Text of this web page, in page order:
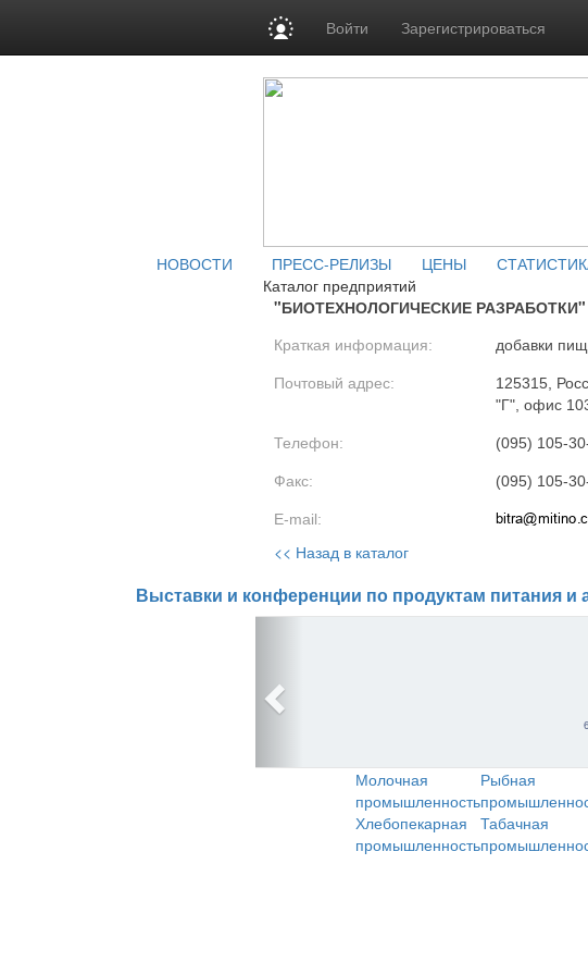
Войти Зарегистрироваться
НОВОСТИ ПРЕСС-РЕЛИЗЫ ЦЕНЫ
Каталог предприятий
"БИОТЕХНОЛОГИЧЕСКИЕ
Краткая информация: добавки
Почтовый адрес:
125315,
"Г", офис
Телефон: (095) 105-
Факс: (095) 105-
E-mail:
<< Назад в каталог
Выставки и конференции по продуктам питания и
Молочная
промышленность
Рыбная
Хлебопекарная
промышленность
Табачная